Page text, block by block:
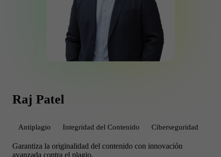
Raj Patel
Antiplagio Integridad del Contenido Ciberseguridad
Garantiza la originalidad del contenido con innovación
avanzada contra el plagio.